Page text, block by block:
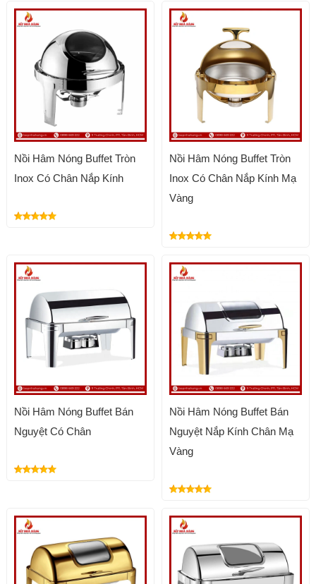
Nồi Hâm Nóng Buffet Tròn
Inox Có Chân Nắp Kính
Nồi Hâm Nóng Buffet Tròn
Inox Có Chân Nắp Kính Mạ
Vàng
Nồi Hâm Nóng Buffet Bán
Nguyệt Có Chân
Nồi Hâm Nóng Buffet Bán
Nguyệt Nắp Kính Chân Mạ
Vàng